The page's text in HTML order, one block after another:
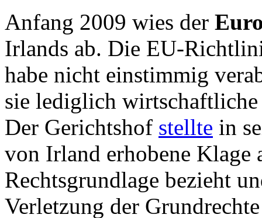
Anfang 2009 wies der
Irlands ab. Die EU-
habe nicht einstimmig
sie lediglich
Der Gerichtshof stellte in
von Irland erhobene Klage
Rechtsgrundlage bezieht
Verletzung der